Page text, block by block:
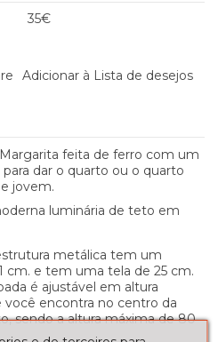
35€
Adicionar à Lista de desejos
feita de ferro com um
dar o quarto ou o quarto
jovem.
luminária de teto em
metálica tem um
cm. e tem uma tela de 25 cm.
é ajustável em altura
você encontra no centro da
sendo a altura máxima de 80